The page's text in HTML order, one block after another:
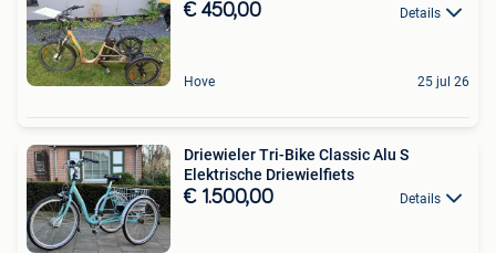
€ 450,00 Details
Hove 25 jul 26
Driewieler Tri-Bike Classic Alu S
Elektrische Driewielfiets
€ 1.500,00 Details